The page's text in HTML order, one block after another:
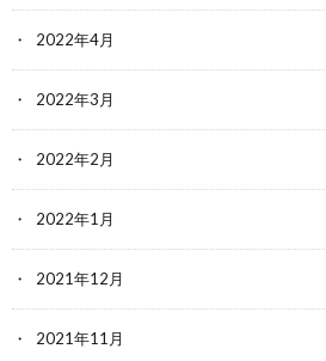
2022年4月
2022年3月
2022年2月
2022年1月
2021年12月
2021年11月